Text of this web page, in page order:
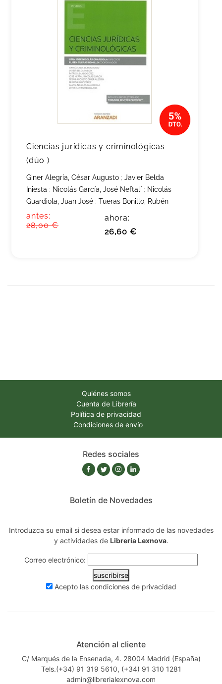
Ciencias jurídicas y criminológicas
(dúo )
Giner Alegría, César Augusto ; Javier Belda
Iniesta ; Nicolás García, José Neftalí ; Nicolás
Guardiola, Juan José ; Tueras Bonillo, Rubén
antes:
28,00 €
ahora:
26,60 €
Quiénes somos
Cuenta de Librería
Política de privacidad
Condiciones de envío
Redes sociales
Boletín de Novedades
Introduzca su email si desea estar informado de las novedades
y actividades de Librería Lexnova.
Correo electrónico:
suscribirse
Acepto las condiciones de privacidad
Atención al cliente
C/ Marqués de la Ensenada, 4. 28004 Madrid (España)
Tels.(+34) 91 319 5610, (+34) 91 310 1281
admin@librerialexnova.com